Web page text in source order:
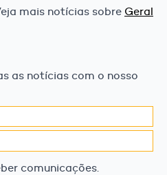
mais notícias sobre Geral
as notícias com o nosso
comunicações.